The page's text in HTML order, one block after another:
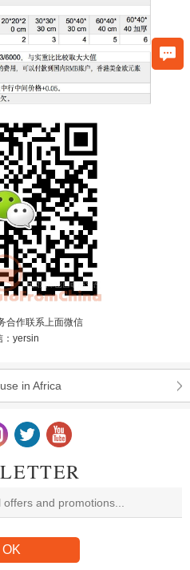
合作联系上面微信
：yersin
in Africa